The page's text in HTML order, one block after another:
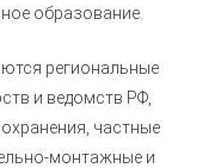
образование.
региональные
и ведомств РФ,
частные
монтажные и